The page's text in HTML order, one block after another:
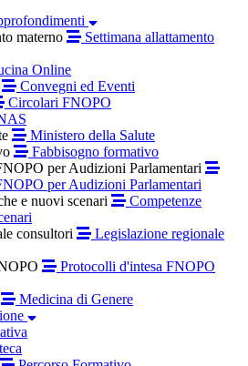
materno
Settimana allattamento
Online
Convegni ed Eventi
Circolari FNOPO
Ministero della Salute
Fabbisogno formativo
per Audizioni Parlamentari
per Audizioni Parlamentari
e nuovi scenari
Competenze
consultori
Legislazione regionale
Protocolli d'intesa FNOPO
Medicina di Genere